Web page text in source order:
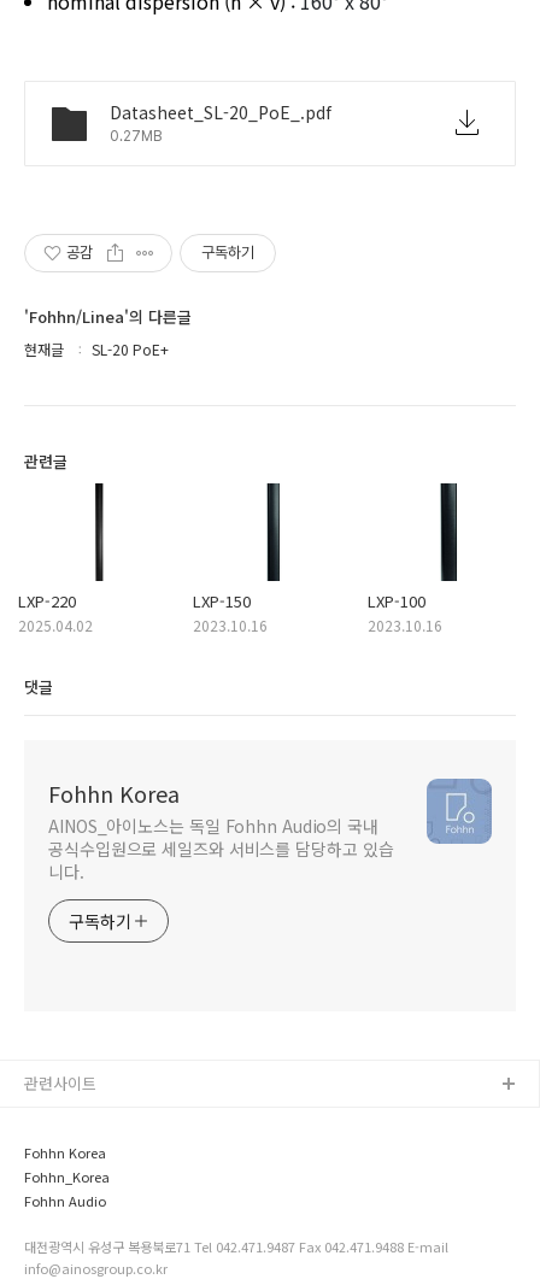
Datasheet_SL-20_PoE_.pdf
0.27MB
공감 구독하기
'Fohhn/Linea'의 다른글
현재글 SL-20 PoE+
관련글
LXP-220
2025.04.02
LXP-150
2023.10.16
LXP-100
2023.10.16
댓글
Fohhn Korea
AINOS_아이노스는 독일 Fohhn Audio의 국내
공식수입원으로 세일즈와 서비스를 담당하고 있습
니다.
구독하기
Fohhn Korea
Fohhn_Korea
Fohhn Audio
대전광역시 유성구 복용북로71 Tel 042.471.9487 Fax 042.471.9488 E-mail
info@ainosgroup.co.kr
관련사이트